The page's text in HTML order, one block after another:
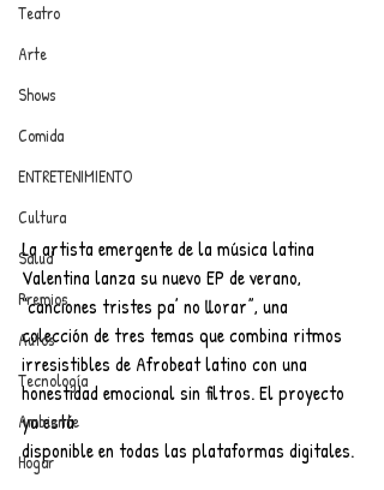
PARA MÁS INFORMACIÓN:
dinamicaseltrendytop@gmail.com
Teatro
Arte
Shows
Comida
ENTRETENIMIENTO
Cultura
Salud
Premios
Autos
Tecnología
Ambiente
Hogar
La artista emergente de la música latina
Valentina lanza su nuevo EP de verano,
“canciones tristes pa’ no llorar”, una
colección de tres temas que combina ritmos
irresistibles de Afrobeat latino con una
honestidad emocional sin filtros. El proyecto
ya está
disponible en todas las plataformas digitales.